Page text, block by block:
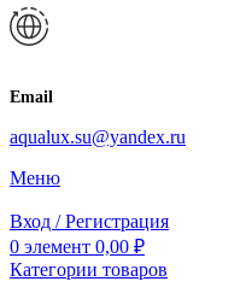
Email
aqualux.su@yandex.ru
Меню
Вход / Регистрация
0 элемент 0,00 ₽
Категории товаров